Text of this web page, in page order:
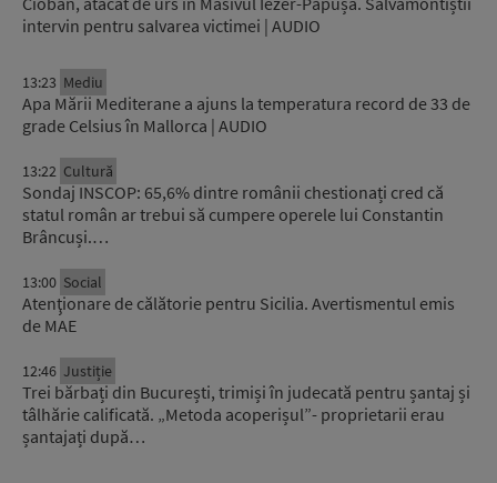
intervin pentru salvarea victimei | AUDIO
13:23 Mediu
Apa Mării Mediterane a ajuns la temperatura record de 33 de
grade Celsius în Mallorca | AUDIO
13:22 Cultură
Sondaj INSCOP: 65,6% dintre românii chestionați cred că
statul român ar trebui să cumpere operele lui Constantin
Brâncuși.…
13:00 Social
Atenţionare de călătorie pentru Sicilia. Avertismentul emis
de MAE
12:46 Justiție
Trei bărbați din București, trimiși în judecată pentru șantaj și
tâlhărie calificată. „Metoda acoperișul”- proprietarii erau
șantajați după…